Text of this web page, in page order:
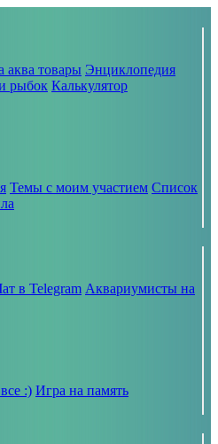
аква товары Энциклопедия
рыбок Калькулятор
Темы с моим участием Список
в Telegram Аквариумисты на
:) Игра на память